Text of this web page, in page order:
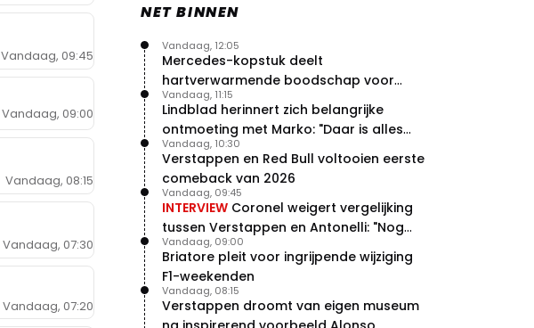
Vandaag, 09:45
Vandaag, 09:00
Vandaag, 08:15
Vandaag, 07:30
Vandaag, 07:20
NET BINNEN
Mercedes-kopstuk deelt
hartverwarmende boodschap voor
overstap naar Red Bull
Vandaag, 12:05
Lindblad herinnert zich belangrijke
ontmoeting met Marko: "Daar is alles
echt begonnen"
Vandaag, 11:15
Verstappen en Red Bull voltooien eerste
comeback van 2026
Vandaag, 10:30
INTERVIEW Coronel weigert vergelijking
tussen Verstappen en Antonelli: "Nog
niet dat niveau"
Vandaag, 09:45
Briatore pleit voor ingrijpende wijziging
F1-weekenden
Vandaag, 09:00
Verstappen droomt van eigen museum
Vandaag, 08:15